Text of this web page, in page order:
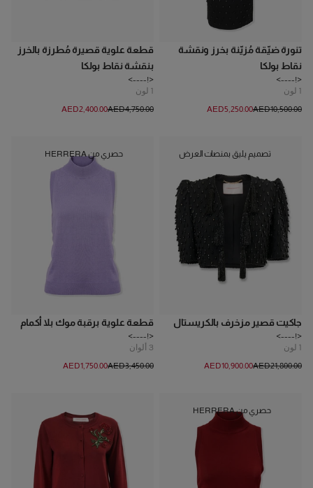
تنورة ضيّقة مُزيّنة بخرز ونقشة
نقاط بولكا
<!---->
1 لون
AED‌10,500.00
AED‌5,250.00
قطعة علوية قصيرة مُطرزة بالخرز
بنقشة نقاط بولكا
<!---->
1 لون
AED‌4,750.00
AED‌2,400.00
تصميم يليق بمنصات العرض
جاكيت قصير مزخرف بالكريستال
<!---->
1 لون
AED‌21,800.00
AED‌10,900.00
حصري من HERRERA
قطعة علوية برقبة موك بلا أكمام
<!---->
3 ألوان
AED‌3,450.00
AED‌1,750.00
حصري من HERRERA